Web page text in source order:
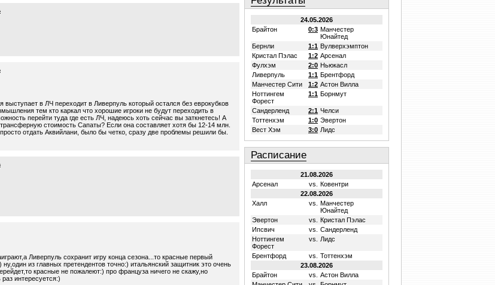
выступает в ЛЧ переходит в Ливерпуль который остался без еврокубков
тем кто каркал что хорошие игроки не будут переходить в
перейти туда где есть ЛЧ, надеюсь хоть сейчас вы заткнетесь! А
стоимость Сапаты? Если она составляет хотя бы 12-14 млн.
отдать Аквийлани, было бы четко, сразу две проблемы решили бы.
Ливерпуль сохранит игру конца сезона...то красные первый
из главных претендентов точно:) итальянский защитник это очень
красные не пожалеют:) про француза ничего не скажу,но
интересуется:)
24.05.2026
Брайтон
0:3 Манчестер
Юнайтед
Бернли
1:1 Вулверхэмптон
Кристал Пэлас
1:2 Арсенал
Фулхэм
2:0 Ньюкасл
Ливерпуль
1:1 Брентфорд
Манчестер Сити
1:2 Астон Вилла
Ноттингем
Форест
1:1 Борнмут
Сандерленд 2:1 Челси
Тоттенхэм
1:0 Эвертон
Вест Хэм
3:0 Лидс
Расписание
21.08.2026
Арсенал
vs.
Ковентри
22.08.2026
Халл
vs.
Манчестер
Юнайтед
Эвертон
vs.
Кристал Пэлас
Ипсвич
vs.
Сандерленд
Ноттингем
Форест
vs. Лидс
Брентфорд vs.
Тоттенхэм
23.08.2026
Брайтон
vs.
Астон Вилла